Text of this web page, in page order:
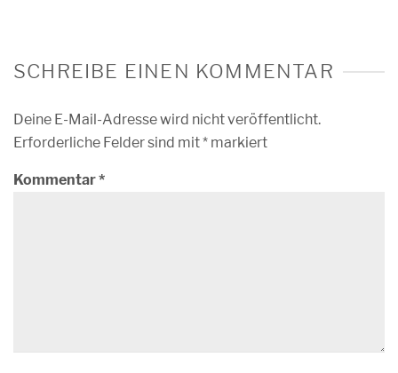
SCHREIBE EINEN KOMMENTAR
Deine E-Mail-Adresse wird nicht veröffentlicht.
Erforderliche Felder sind mit* markiert
Kommentar*